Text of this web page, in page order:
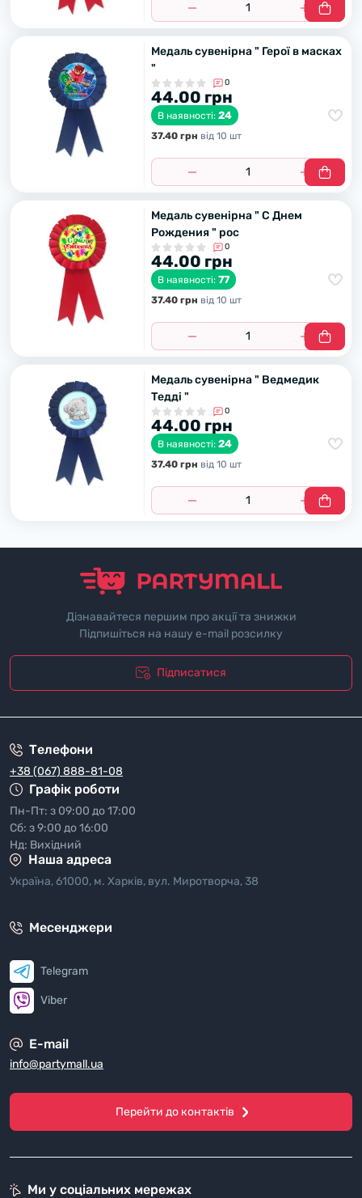
Медаль сувенірна " Герої в масках
"
0
44.00 грн
В наявності: 24
37.40 грн вiд 10 шт
Медаль сувенірна " С Днем
Рождения " рос
0
44.00 грн
В наявності: 77
37.40 грн вiд 10 шт
Медаль сувенірна " Ведмедик
Тедді "
0
44.00 грн
В наявності: 24
37.40 грн вiд 10 шт
Дізнавайтеся першим про акції та знижки
Підпишіться на нашу e-mail розсилку
Підписатися
Телефони
+38 (067) 888-81-08
Графік роботи
Пн-Пт: з 09:00 до 17:00
Сб: з 9:00 до 16:00
Нд: Вихідний
Наша адреса
Україна, 61000, м. Харків, вул. Миротворча, 38
Месенджери
Telegram
Viber
E-mail
info@partymall.ua
Перейти до контактів
Ми у соціальних мережах